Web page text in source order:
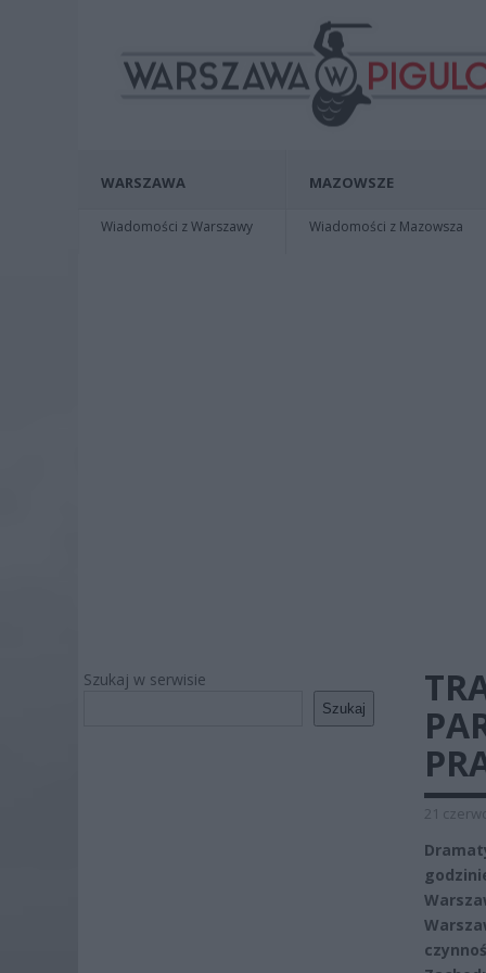
WARSZAWA
Wiadomości z Warszawy
MAZOWSZE
Wiadomości z Mazowsza
Szukaj w serwisie
Szukaj
21